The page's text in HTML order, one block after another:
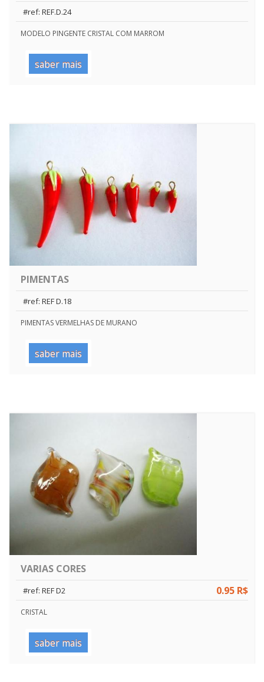
#ref: REF.D.24
MODELO PINGENTE CRISTAL COM MARROM
saber mais
PIMENTAS
#ref: REF D.18
PIMENTAS VERMELHAS DE MURANO
saber mais
VARIAS CORES
0.95 R$
#ref: REF D2
CRISTAL
saber mais